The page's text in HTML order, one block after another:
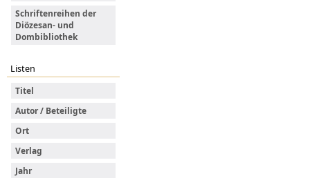
Schriftenreihen der
Diözesan- und
Dombibliothek
Listen
Titel
Autor / Beteiligte
Ort
Verlag
Jahr